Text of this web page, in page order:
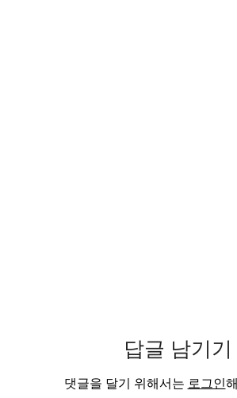
답글 남기기
댓글을 달기 위해서는 로그인